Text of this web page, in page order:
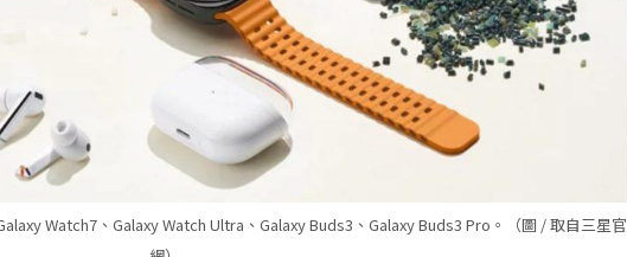
Watch7、Galaxy Watch Ultra、Galaxy Buds3、Galaxy Buds3 Pro。（圖 / 取自三星官